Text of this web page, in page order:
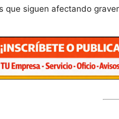
siguen afectando